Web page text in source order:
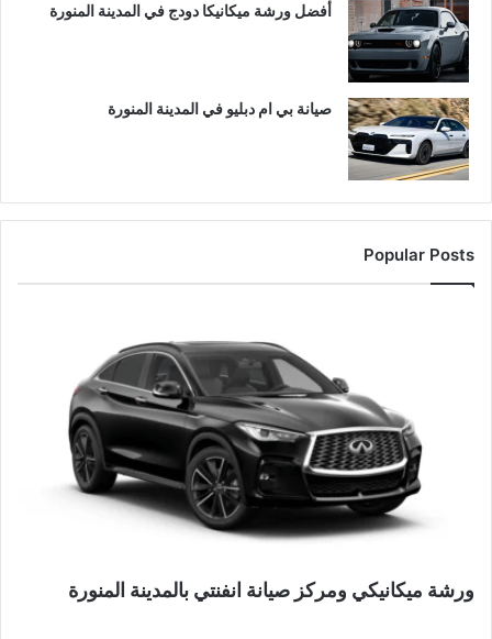
أفضل ورشة ميكانيكا دودج في المدينة المنورة
صيانة بي ام دبليو في المدينة المنورة
Popular Posts
ورشة ميكانيكي ومركز صيانة انفنتي بالمدينة المنورة